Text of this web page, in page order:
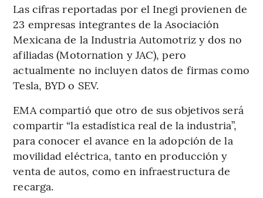
Las cifras reportadas por el Inegi provienen de
23 empresas integrantes de la Asociación
Mexicana de la Industria Automotriz y dos no
afiliadas (Motornation y JAC), pero
actualmente no incluyen datos de firmas como
Tesla, BYD o SEV.
EMA compartió que otro de sus objetivos será
compartir “la estadística real de la industria”,
para conocer el avance en la adopción de la
movilidad eléctrica, tanto en producción y
venta de autos, como en infraestructura de
recarga.